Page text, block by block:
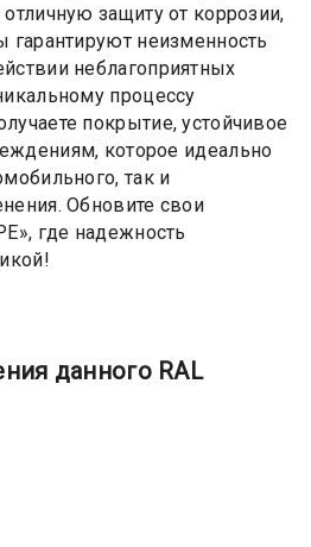
защиту от коррозии,
гарантируют неизменность
неблагоприятных
процессу
покрытие, устойчивое
которое идеально
так и
Обновите свои
где надежность
данного RAL